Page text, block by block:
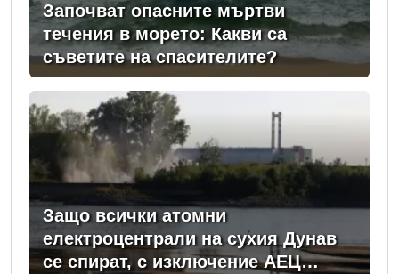
Започват опасните мъртви
течения в морето: Какви са
съветите на спасителите?
Защо всички атомни
електроцентрали на сухия Дунав
се спират, с изключение АЕЦ